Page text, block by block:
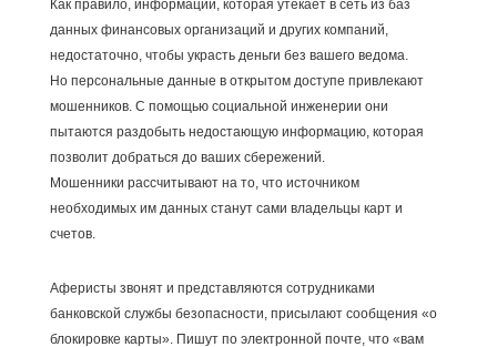
Как правило, информации, которая утекает в сеть из баз
данных финансовых организаций и других компаний,
недостаточно, чтобы украсть деньги без вашего ведома.
Но персональные данные в открытом доступе привлекают
мошенников. С помощью социальной инженерии они
пытаются раздобыть недостающую информацию, которая
позволит добраться до ваших сбережений.
Мошенники рассчитывают на то, что источником
необходимых им данных станут сами владельцы карт и
счетов.
Аферисты звонят и представляются сотрудниками
банковской службы безопасности, присылают сообщения «о
блокировке карты». Пишут по электронной почте, что «вам